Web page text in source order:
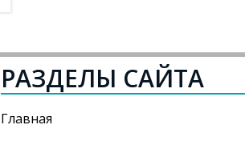
РАЗДЕЛЫ САЙТА
Главная